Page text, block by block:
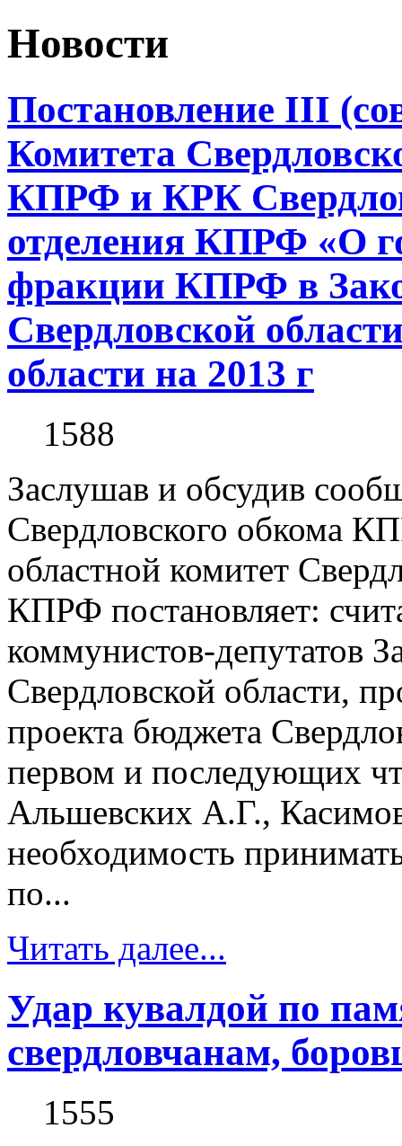
Новости
Постановление III
Комитета
КПРФ и КРК
отделения КПРФ «О
фракции КПРФ в
Свердловской
области на 2013 г
1588
Заслушав и обсудив
Свердловского обкома
областной комитет
КПРФ постановляет:
коммунистов-депутатов
Свердловской области,
проекта бюджета
первом и последующих
Альшевских А.Г.,
необходимость
по...
Читать далее...
Удар кувалдой по
свердловчанам,
1555